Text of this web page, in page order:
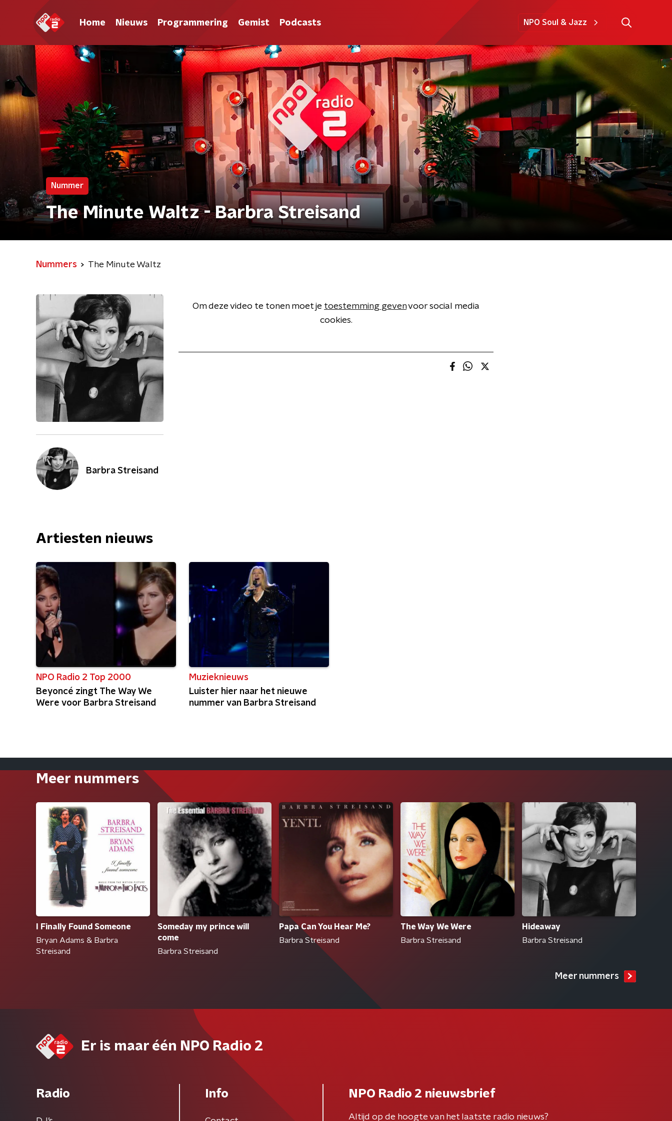
Home Nieuws Programmering Gemist Podcasts NPO Soul & Jazz
Nummer
The Minute Waltz - Barbra Streisand
Nummers The Minute Waltz
Barbra Streisand
Om deze video te tonen moet je toestemming gevenvoor social media
cookies.
Artiesten nieuws
NPO Radio 2 Top 2000
Beyoncé zingt The Way We
Were voor Barbra Streisand
Muzieknieuws
Luister hier naar het nieuwe
nummer van Barbra Streisand
Meer nummers
I Finally Found Someone
Bryan Adams & Barbra
Streisand
Someday my prince will
come
Barbra Streisand
Papa Can You Hear Me?
Barbra Streisand
The Way We Were
Barbra Streisand
Hideaway
Barbra Streisand
Meer nummers
Er is maar één NPO Radio 2
Radio Info NPO Radio 2 nieuwsbrief
Altijd op de hoogte van het laatste radio nieuws?